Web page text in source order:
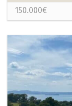
150.000€